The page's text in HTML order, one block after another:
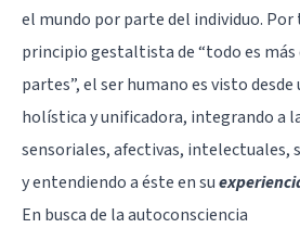
el mundo por parte del individuo.
principio gestaltista de “todo es más
partes”, el ser humano es visto
holística y unificadora, integrando a
sensoriales, afectivas, intelectuales,
y entendiendo a éste en su
En busca de la autoconsciencia